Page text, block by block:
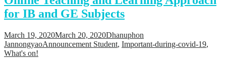
for IB and GE Subjects
March 19, 2020March 20, 2020Dhanuphon
JannongyaoAnnouncement Student, Important-during-covid-19,
What's on!